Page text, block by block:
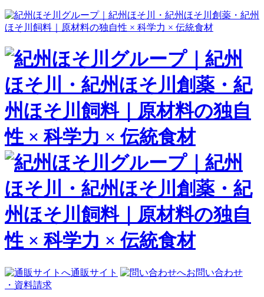
通販サイト
お問い合わせ
・資料請求